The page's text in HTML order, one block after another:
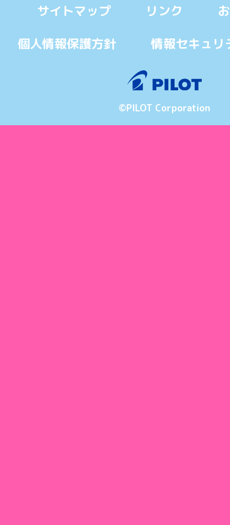
サイトマップ リンク
個人情報保護方針
情報セキュリ
©PILOT Corporation